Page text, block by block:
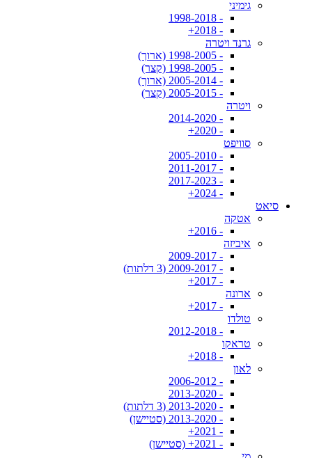
גימיני
- 1998-2018
- 2018+
גרנד ויטרה
- 1998-2005 (ארוך)
- 1998-2005 (קצר)
- 2005-2014 (ארוך)
- 2005-2015 (קצר)
ויטרה
- 2014-2020
- 2020+
סוויפט
- 2005-2010
- 2011-2017
- 2017-2023
- 2024+
סיאט
אטקה
- 2016+
איביזה
- 2009-2017
- 2009-2017 (3 דלתות)
- 2017+
ארונה
- 2017+
טולדו
- 2012-2018
טראקו
- 2018+
לאון
- 2006-2012
- 2013-2020
- 2013-2020 (3 דלתות)
- 2013-2020 (סטיישן)
- 2021+
- 2021+ (סטיישן)